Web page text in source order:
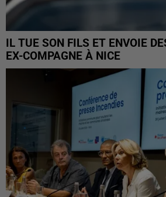
IL TUE SON FILS ET ENVOIE
EX-COMPAGNE À NICE